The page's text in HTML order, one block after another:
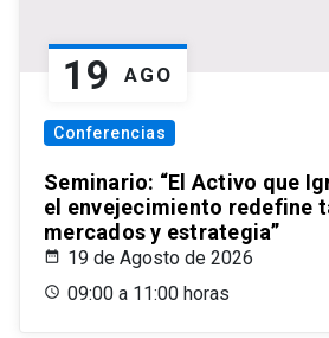
19 AGO
Conferencias
Seminario: “El Activo que
el envejecimiento redefine
mercados y estrategia”
19 de Agosto de 2026
09:00 a 11:00 horas